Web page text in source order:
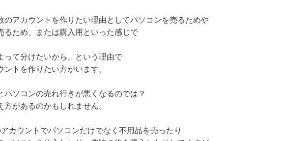
のアカウントを作りたい理由としてパソコンを売るためや
るため、または購入用といった感じで
って分けたいから、という理由で
ントを作りたい方がいます。
パソコンの売れ行きが悪くなるのでは？
方があるのかもしれません。
カウントでパソコンだけでなく不用品を売ったり